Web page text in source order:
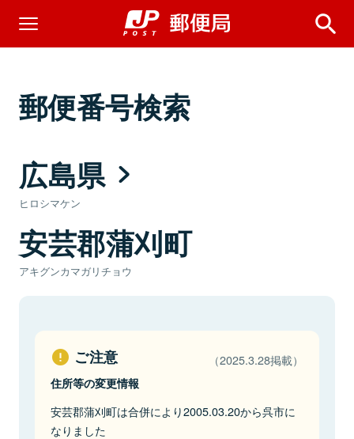
郵便番号検索
広島県
ヒロシマケン
安芸郡蒲刈町
アキグンカマガリチョウ
ご注意 （2025.3.28掲載）
住所等の変更情報
安芸郡蒲刈町は合併により2005.03.20から呉市に
なりました